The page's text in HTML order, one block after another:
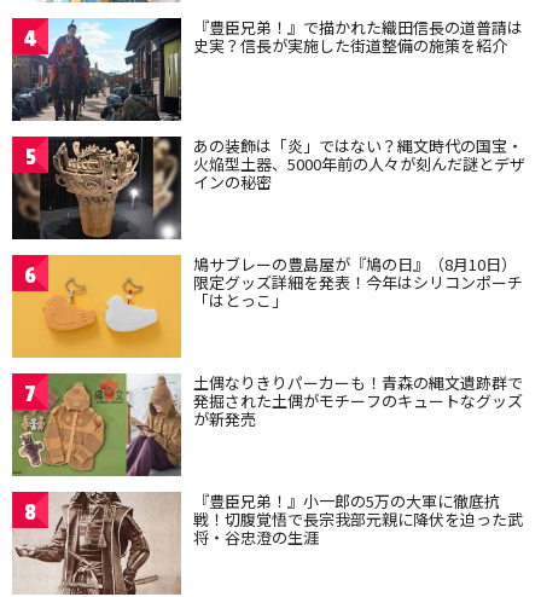
4 『豊臣兄弟！』で描かれた織田信長の道普請は
史実？信長が実施した街道整備の施策を紹介
5 あの装飾は「炎」ではない？縄文時代の国宝・
火焔型土器、5000年前の人々が刻んだ謎とデザ
インの秘密
6 鳩サブレーの豊島屋が『鳩の日』（8月10日）
限定グッズ詳細を発表！今年はシリコンポーチ
「はとっこ」
7 土偶なりきりパーカーも！青森の縄文遺跡群で
発掘された土偶がモチーフのキュートなグッズ
が新発売
8 『豊臣兄弟！』小一郎の5万の大軍に徹底抗
戦！切腹覚悟で長宗我部元親に降伏を迫った武
将・谷忠澄の生涯